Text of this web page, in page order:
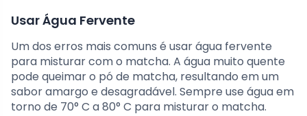
Usar Água Fervente
Um dos erros mais comuns é usar água fervente
para misturar com o matcha. A água muito quente
pode queimar o pó de matcha, resultando em um
sabor amargo e desagradável. Sempre use água em
torno de 70° C a 80° C para misturar o matcha.